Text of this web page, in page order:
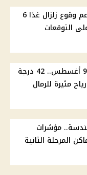
البحوث الفلكية تحسم مزاعم وقوع زلزال غدًا 6
التوقعات
درجات الحرارة اليوم الأحد 9 أغسطس.. 42 درجة
مثيرة للرمال
و87.9% للهندسة.. مؤشرات